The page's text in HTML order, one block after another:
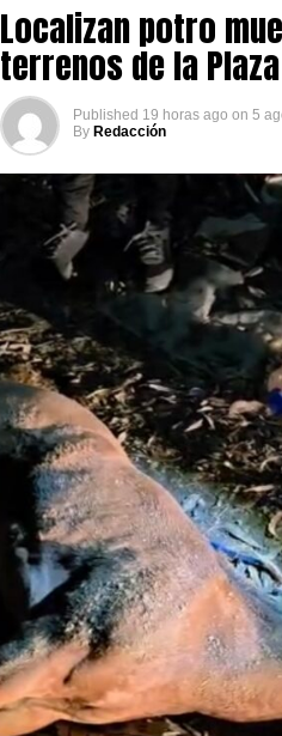
Localizan potro
terrenos de la
Published 19 horas ago on 5
By Redacción